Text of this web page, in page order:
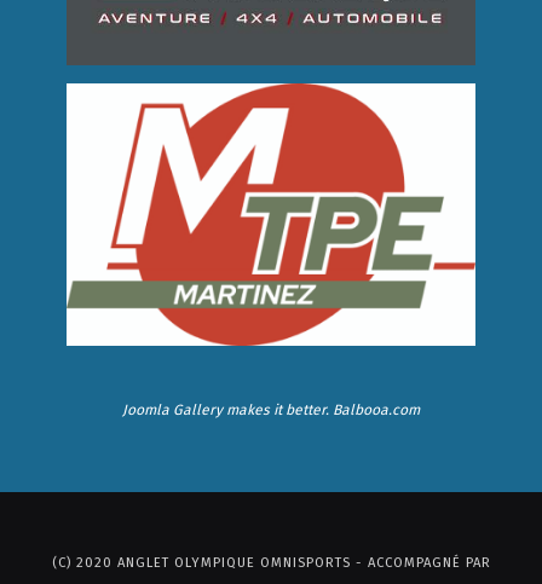
Joomla Gallerymakes it better. Balbooa.com
(C) 2020 ANGLET OLYMPIQUE OMNISPORTS - ACCOMPAGNÉ PAR